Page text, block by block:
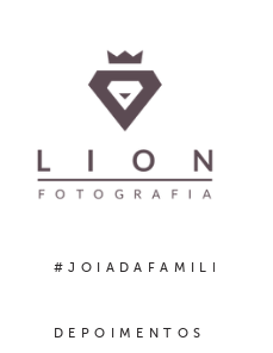
#JOIADAFAMILIA
DEPOIMENTOS